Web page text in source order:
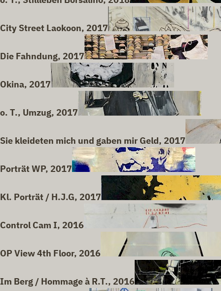
City Street Laokoon, 2017
Die Fahndung, 2017
Okina, 2017
o. T., Umzug, 2017
Sie kleideten mich und gaben mir Geld, 2017
Porträt WP, 2017
Kl. Porträt / H.J.G, 2017
Control Cam I, 2016
OP View 4th Floor, 2016
Im Berg / Hommage à R.T., 2016